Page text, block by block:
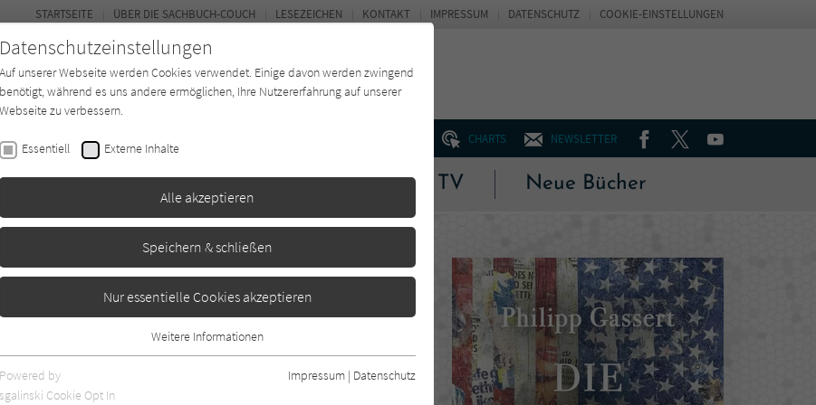
CHARTS NEWSLETTER FACEBOOKTWITTERYOUTUBE
Verlage Magazin Kino & TV Neue Bücher
STARTSEITE ÜBER DIE SACHBUCH-COUCH LESEZEICHEN KONTAKT IMPRESSUM DATENSCHUTZ COOKIE-EINSTELLUNGEN
Datenschutzeinstellungen
Auf unserer Webseite werden Cookies verwendet. Einige davon werden zwingend
benötigt, während es uns andere ermöglichen, Ihre Nutzererfahrung auf unserer
Webseite zu verbessern.
Essentiell Externe Inhalte
Alle akzeptieren
Speichern & schließen
Nur essentielle Cookies akzeptieren
Essentielle Cookies werden für grundlegende Funktionen der Webseite
benötigt. Dadurch ist gewährleistet, dass die Webseite einwandfrei
Weitere Informationen
Powered by
sgalinski Cookie Opt In
Impressum | Datenschutz